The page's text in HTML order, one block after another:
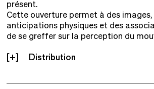
présent.
Cette ouverture permet à des images,
anticipations physiques et des
de se greffer sur la perception du
Distribution